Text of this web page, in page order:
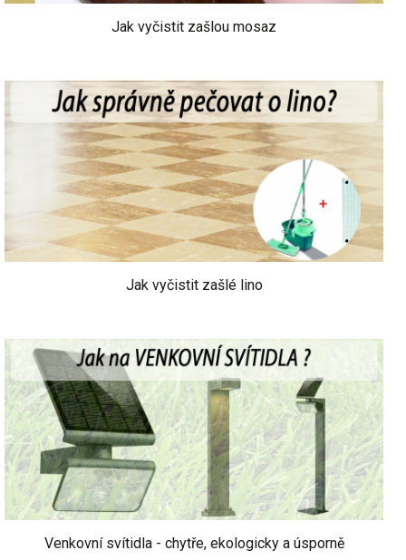
Jak vyčistit zašlou mosaz
Jak vyčistit zašlé lino
Venkovní svítidla - chytře, ekologicky a úsporně